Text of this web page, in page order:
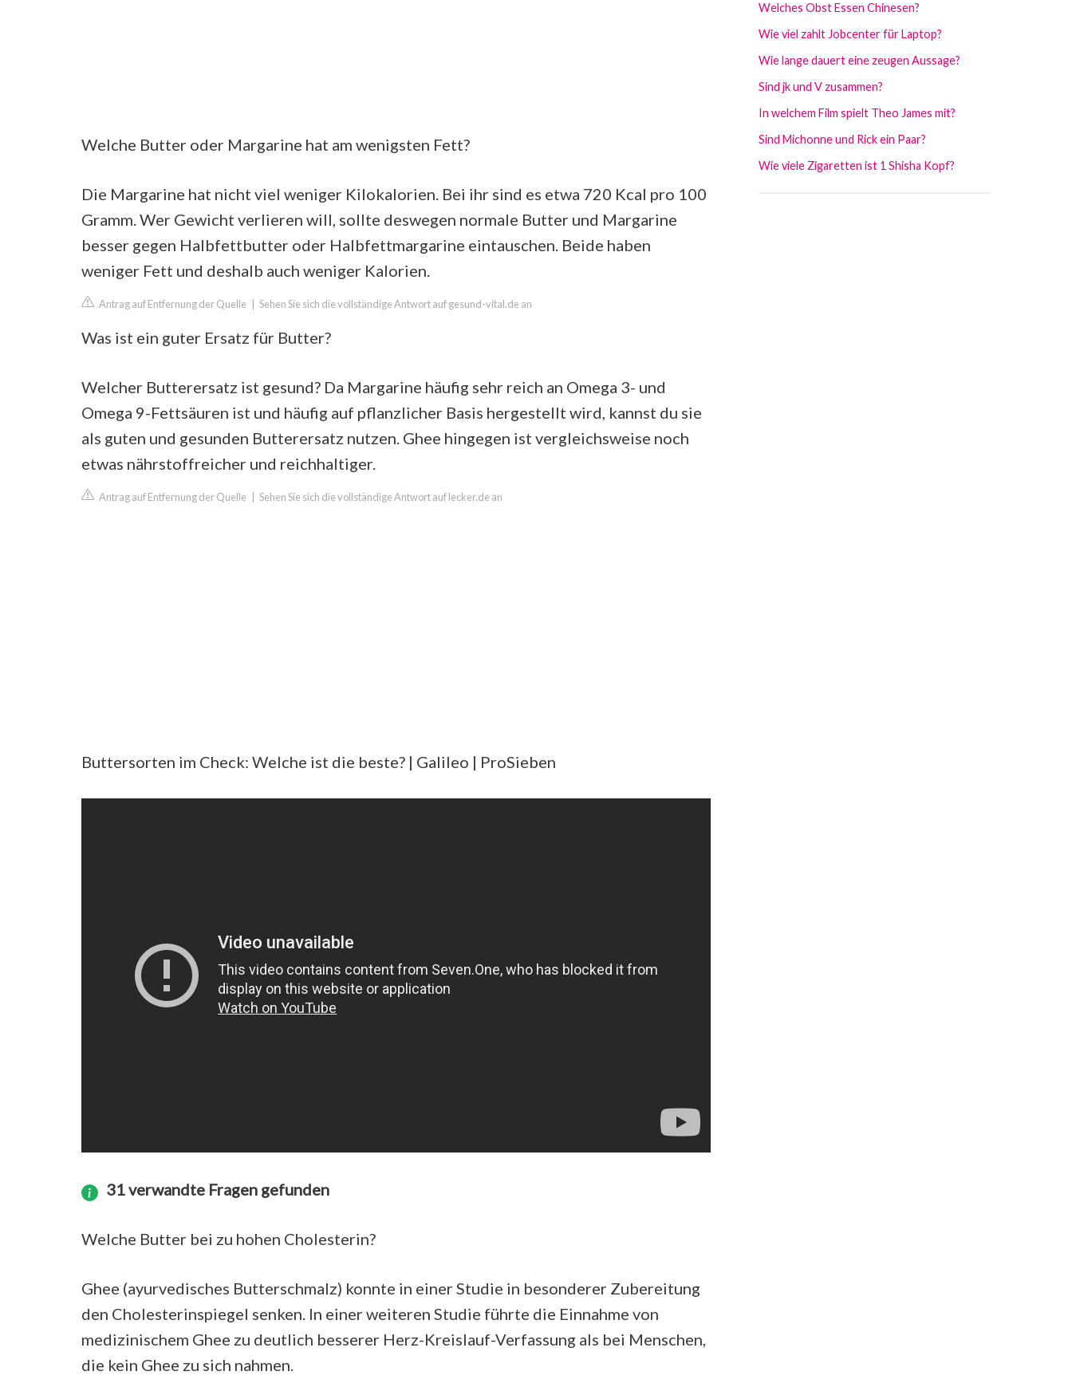
Welche Butter oder Margarine hat am wenigsten Fett?
Die Margarine hat nicht viel weniger Kilokalorien. Bei ihr sind es etwa 720 Kcal pro 100
Gramm. Wer Gewicht verlieren will, sollte deswegen normale Butter und Margarine
besser gegen Halbfettbutter oder Halbfettmargarine eintauschen. Beide haben
weniger Fett und deshalb auch weniger Kalorien.
Antrag auf Entfernung der Quelle Sehen Sie sich die vollständige Antwort auf gesund-vital.de an
Was ist ein guter Ersatz für Butter?
Welcher Butterersatz ist gesund? Da Margarine häufig sehr reich an Omega 3- und
Omega 9-Fettsäuren ist und häufig auf pflanzlicher Basis hergestellt wird, kannst du sie
als guten und gesunden Butterersatz nutzen. Ghee hingegen ist vergleichsweise noch
etwas nährstoffreicher und reichhaltiger.
Antrag auf Entfernung der Quelle Sehen Sie sich die vollständige Antwort auf lecker.de an
Buttersorten im Check: Welche ist die beste? | Galileo | ProSieben
31 verwandte Fragen gefunden
Welche Butter bei zu hohen Cholesterin?
Ghee (ayurvedisches Butterschmalz) konnte in einer Studie in besonderer Zubereitung
den Cholesterinspiegel senken. In einer weiteren Studie führte die Einnahme von
medizinischem Ghee zu deutlich besserer Herz-Kreislauf-Verfassung als bei Menschen,
die kein Ghee zu sich nahmen.
Welches Obst Essen Chinesen?
Wie viel zahlt Jobcenter für Laptop?
Wie lange dauert eine zeugen Aussage?
Sind jk und V zusammen?
In welchem Film spielt Theo James mit?
Sind Michonne und Rick ein Paar?
Wie viele Zigaretten ist 1 Shisha Kopf?